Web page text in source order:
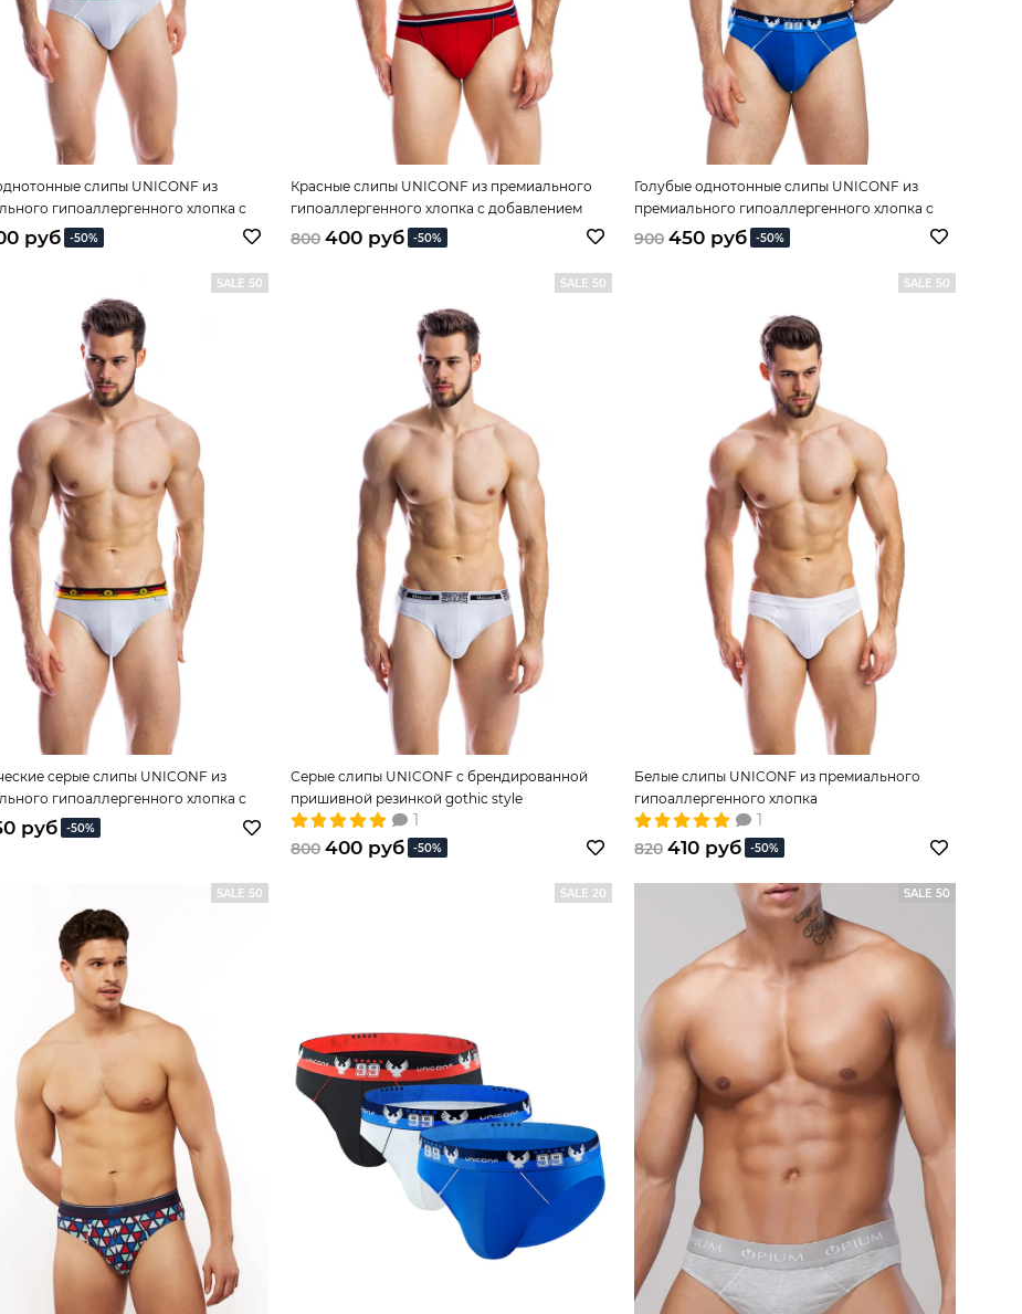
слипы UNICONF из
гипоаллергенного хлопка с
эластана
руб -50%
Красные слипы UNICONF из премиального
гипоаллергенного хлопка с добавлением
эластана
800 400 руб -50%
Голубые однотонные слипы UNICONF из
премиального гипоаллергенного хлопка с
добавлением эластана
900 450 руб -50%
SALE 50
серые слипы UNICONF из
гипоаллергенного хлопка с
эластана
руб -50%
SALE 50
Серые слипы UNICONF с брендированной
пришивной резинкой gothic style
1
800 400 руб -50%
SALE 50
Белые слипы UNICONF из премиального
гипоаллергенного хлопка
1
820 410 руб -50%
SALE 50 SALE 20 SALE 50